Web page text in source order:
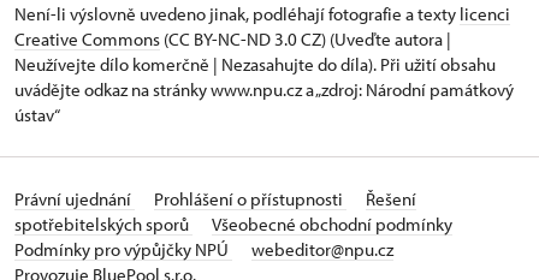
Není-li výslovně uvedeno jinak, podléhají fotografie a texty licenci
Creative Commons (CC BY-NC-ND 3.0 CZ) (Uveďte autora |
Neužívejte dílo komerčně | Nezasahujte do díla). Při užití obsahu
uvádějte odkaz na stránky www.npu.cz a „zdroj: Národní památkový
ústav“
Právní ujednání Prohlášení o přístupnosti
Řešení
spotřebitelských sporů
Všeobecné obchodní podmínky
Podmínky pro výpůjčky NPÚ
webeditor@npu.cz
Provozuje BluePool s.r.o.